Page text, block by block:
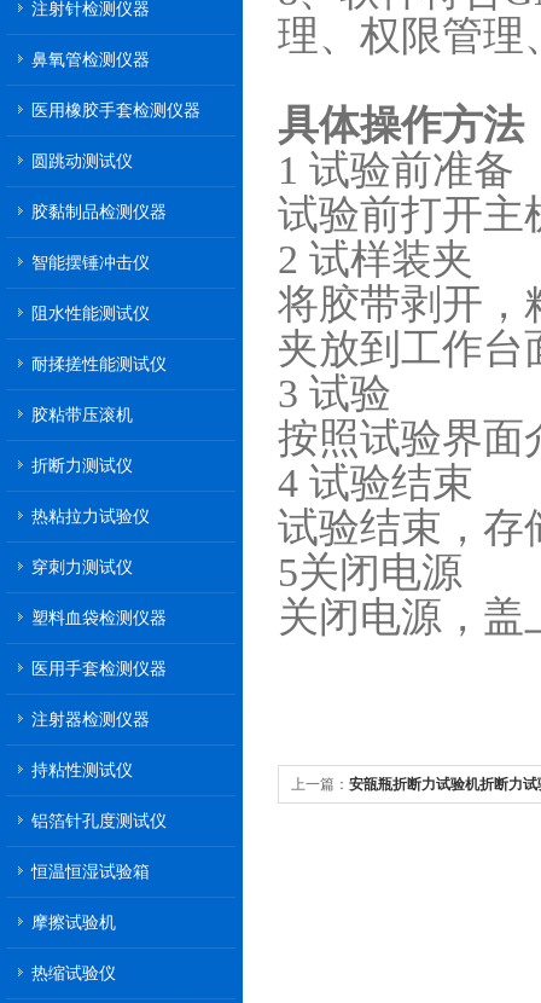
注射针检测仪器
鼻氧管检测仪器
医用橡胶手套检测仪器
圆跳动测试仪
胶黏制品检测仪器
智能摆锤冲击仪
阻水性能测试仪
耐揉搓性能测试仪
胶粘带压滚机
折断力测试仪
热粘拉力试验仪
穿刺力测试仪
塑料血袋检测仪器
医用手套检测仪器
注射器检测仪器
持粘性测试仪
铝箔针孔度测试仪
恒温恒湿试验箱
摩擦试验机
热缩试验仪
理、权限管理
具体操作方法
1 试验前准备
试验前打开主
2 试样装夹
将胶带剥开，
夹放到工作台
3 试验
按照试验界面
4 试验结束
试验结束，存
5关闭电源
关闭电源，盖
上一篇： 安瓿瓶折断力试验机折断力